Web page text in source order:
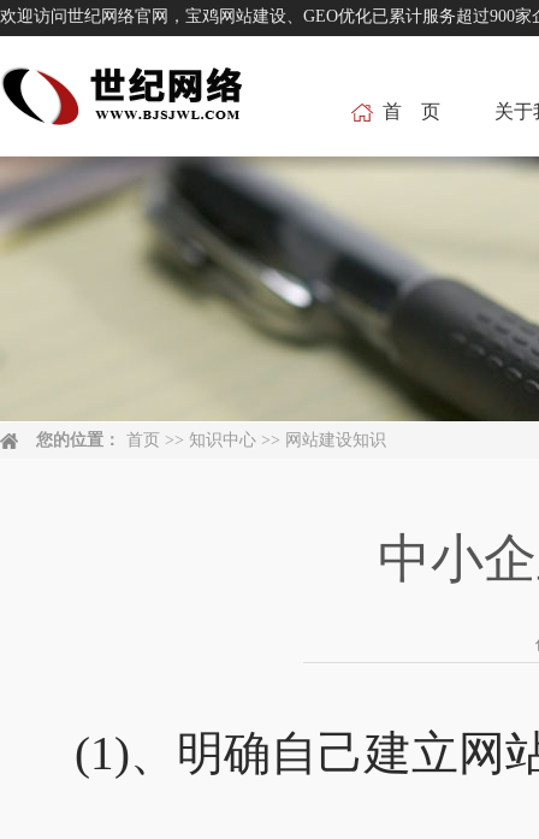
欢迎访问世纪网络官网，宝鸡网站建设、GEO优化已累计服务超
首 页 关于
您的位置： 首页 >> 知识中心 >> 网站建设知识
中小
(1)、明确自己建立网